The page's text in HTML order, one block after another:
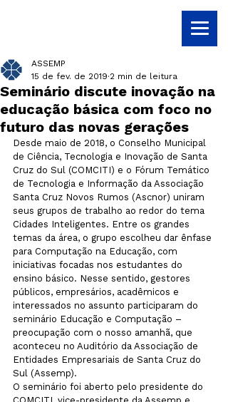
Seminário discute inovação na
educação básica com foco no
futuro das novas gerações
ASSEMP
15 de fev. de 2019 2 min de leitura
Desde maio de 2018, o Conselho Municipal
de Ciência, Tecnologia e Inovação de Santa
Cruz do Sul (COMCITI) e o Fórum Temático
de Tecnologia e Informação da Associação
Santa Cruz Novos Rumos (Ascnor) uniram
seus grupos de trabalho ao redor do tema
Cidades Inteligentes. Entre os grandes
temas da área, o grupo escolheu dar ênfase
para Computação na Educação, com
iniciativas focadas nos estudantes do
ensino básico. Nesse sentido, gestores
públicos, empresários, acadêmicos e
interessados no assunto participaram do
seminário Educação e Computação –
preocupação com o nosso amanhã, que
aconteceu no Auditório da Associação de
Entidades Empresariais de Santa Cruz do
Sul (Assemp).
O seminário foi aberto pelo presidente do